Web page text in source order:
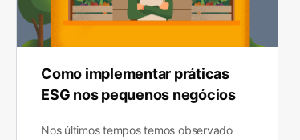
Como implementar práticas
ESG nos pequenos negócios
Nos últimos tempos temos observado